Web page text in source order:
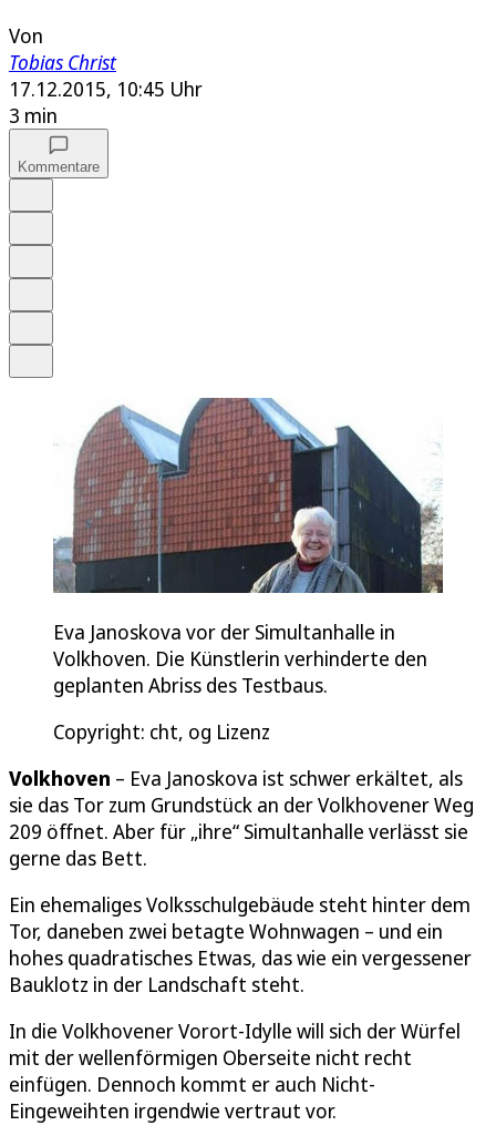
Von
Tobias Christ
17.12.2015, 10:45 Uhr
3 min
Kommentare
Eva Janoskova vor der Simultanhalle in
Volkhoven. Die Künstlerin verhinderte den
geplanten Abriss des Testbaus.
Copyright: cht, og Lizenz
Volkhoven – Eva Janoskova ist schwer erkältet, als
sie das Tor zum Grundstück an der Volkhovener Weg
209 öffnet. Aber für „ihre“ Simultanhalle verlässt sie
gerne das Bett.
Ein ehemaliges Volksschulgebäude steht hinter dem
Tor, daneben zwei betagte Wohnwagen – und ein
hohes quadratisches Etwas, das wie ein vergessener
Bauklotz in der Landschaft steht.
In die Volkhovener Vorort-Idylle will sich der Würfel
mit der wellenförmigen Oberseite nicht recht
einfügen. Dennoch kommt er auch Nicht-
Eingeweihten irgendwie vertraut vor.